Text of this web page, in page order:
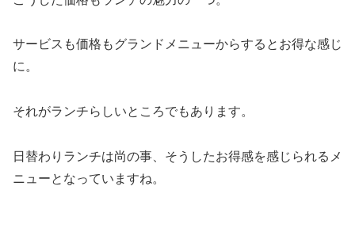
サービスも価格もグランドメニューからするとお得な感じ
に。
それがランチらしいところでもあります。
日替わりランチは尚の事、そうしたお得感を感じられるメ
ニューとなっていますね。